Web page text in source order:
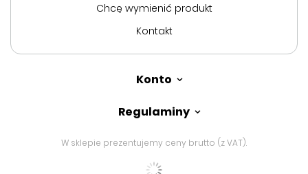
Chcę wymienić produkt
Kontakt
Konto
Regulaminy
W sklepie prezentujemy ceny brutto (z VAT).